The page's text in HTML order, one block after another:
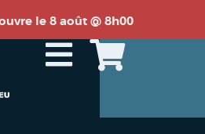
le 8 août @ 8h00